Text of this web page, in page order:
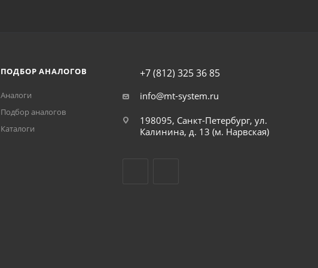
ПОДБОР АНАЛОГОВ
Аналоги
Подбор аналогов
Каталоги
+7 (812) 325 36 85
info@mt-system.ru
198095, Санкт-Петербург, ул.
Калинина, д. 13 (м. Нарвская)